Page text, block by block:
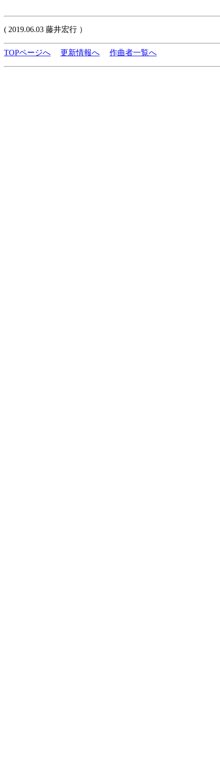
( 2019.06.03 藤井宏行 ）
TOPページへ 更新情報へ 作曲者一覧へ